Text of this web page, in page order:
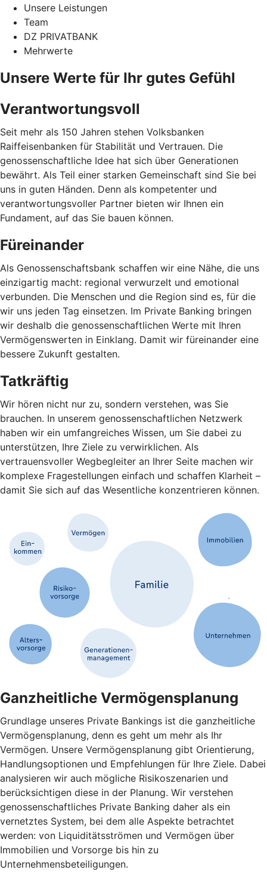
Unsere Leistungen
Team
DZ PRIVATBANK
Mehrwerte
Unsere Werte für Ihr gutes Gefühl
Verantwortungsvoll
Seit mehr als 150 Jahren stehen Volksbanken
Raiffeisenbanken für Stabilität und Vertrauen. Die
genossenschaftliche Idee hat sich über Generationen
bewährt. Als Teil einer starken Gemeinschaft sind Sie bei
uns in guten Händen. Denn als kompetenter und
verantwortungsvoller Partner bieten wir Ihnen ein
Fundament, auf das Sie bauen können.
Füreinander
Als Genossenschaftsbank schaffen wir eine Nähe, die uns
einzigartig macht: regional verwurzelt und emotional
verbunden. Die Menschen und die Region sind es, für die
wir uns jeden Tag einsetzen. Im Private Banking bringen
wir deshalb die genossenschaftlichen Werte mit Ihren
Vermögenswerten in Einklang. Damit wir füreinander eine
bessere Zukunft gestalten.
Tatkräftig
Wir hören nicht nur zu, sondern verstehen, was Sie
brauchen. In unserem genossenschaftlichen Netzwerk
haben wir ein umfangreiches Wissen, um Sie dabei zu
unterstützen, Ihre Ziele zu verwirklichen. Als
vertrauensvoller Wegbegleiter an Ihrer Seite machen wir
komplexe Fragestellungen einfach und schaffen Klarheit –
damit Sie sich auf das Wesentliche konzentrieren können.
Ganzheitliche Vermögensplanung
Grundlage unseres Private Bankings ist die ganzheitliche
Vermögensplanung, denn es geht um mehr als Ihr
Vermögen. Unsere Vermögensplanung gibt Orientierung,
Handlungsoptionen und Empfehlungen für Ihre Ziele. Dabei
analysieren wir auch mögliche Risikoszenarien und
berücksichtigen diese in der Planung. Wir verstehen
genossenschaftliches Private Banking daher als ein
vernetztes System, bei dem alle Aspekte betrachtet
werden: von Liquiditätsströmen und Vermögen über
Immobilien und Vorsorge bis hin zu
Unternehmensbeteiligungen.